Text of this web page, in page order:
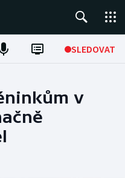
SLEDOVAT
v